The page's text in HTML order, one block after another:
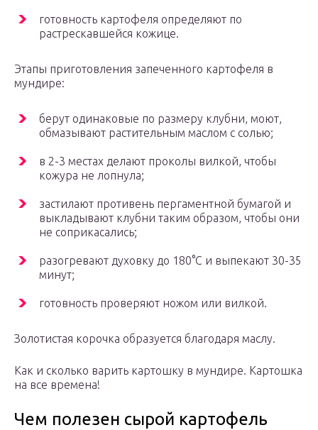
готовность картофеля определяют по
растрескавшейся кожице.
Этапы приготовления запеченного картофеля в
мундире:
берут одинаковые по размеру клубни, моют,
обмазывают растительным маслом с солью;
в 2-3 местах делают проколы вилкой, чтобы
кожура не лопнула;
застилают противень пергаментной бумагой и
выкладывают клубни таким образом, чтобы они
не соприкасались;
разогревают духовку до 180°С и выпекают 30-35
минут;
готовность проверяют ножом или вилкой.
Золотистая корочка образуется благодаря маслу.
Как и сколько варить картошку в мундире. Картошка
на все времена!
Чем полезен сырой картофель